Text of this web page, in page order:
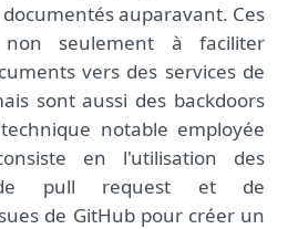
auparavant. Ces
seulement à faciliter
vers des services de
sont aussi des backdoors
notable employée
en l'utilisation des
de pull request et de
de GitHub pour créer un